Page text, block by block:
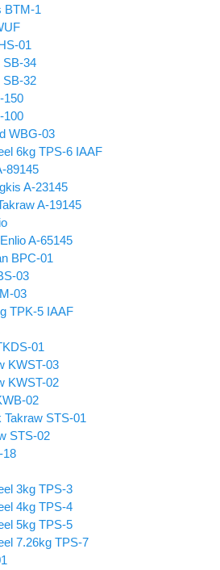
BTM-1
01
SB-34
SB-32
150
100
WBG-03
6kg TPS-6 IAAF
89145
A-23145
A-19145
A-65145
BPC-01
03
03
TPK-5 IAAF
01
KWST-03
KWST-02
02
Takraw STS-01
STS-02
18
3kg TPS-3
4kg TPS-4
5kg TPS-5
7.26kg TPS-7